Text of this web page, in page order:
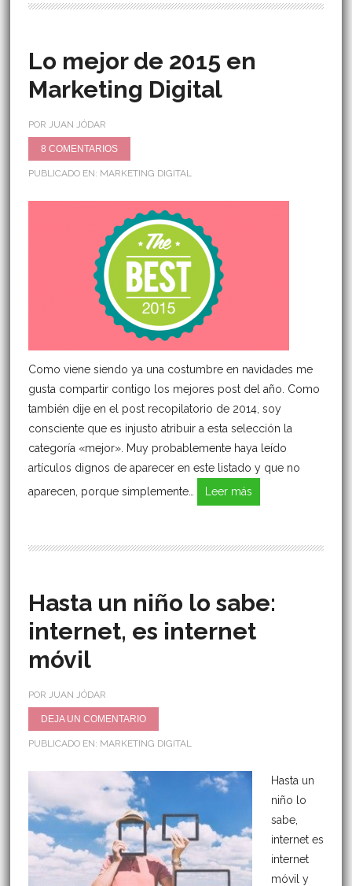
Lo mejor de 2015 en
Marketing Digital
POR JUAN JÓDAR
8 COMENTARIOS
PUBLICADO EN: MARKETING DIGITAL
Como viene siendo ya una costumbre en navidades me
gusta compartir contigo los mejores post del año. Como
también dije en el post recopilatorio de 2014, soy
consciente que es injusto atribuir a esta selección la
categoría «mejor». Muy probablemente haya leído
artículos dignos de aparecer en este listado y que no
aparecen, porque simplemente…
Leer más
Hasta un niño lo sabe:
internet, es internet
móvil
POR JUAN JÓDAR
DEJA UN COMENTARIO
PUBLICADO EN: MARKETING DIGITAL
Hasta un
niño lo
sabe,
internet es
internet
móvil y